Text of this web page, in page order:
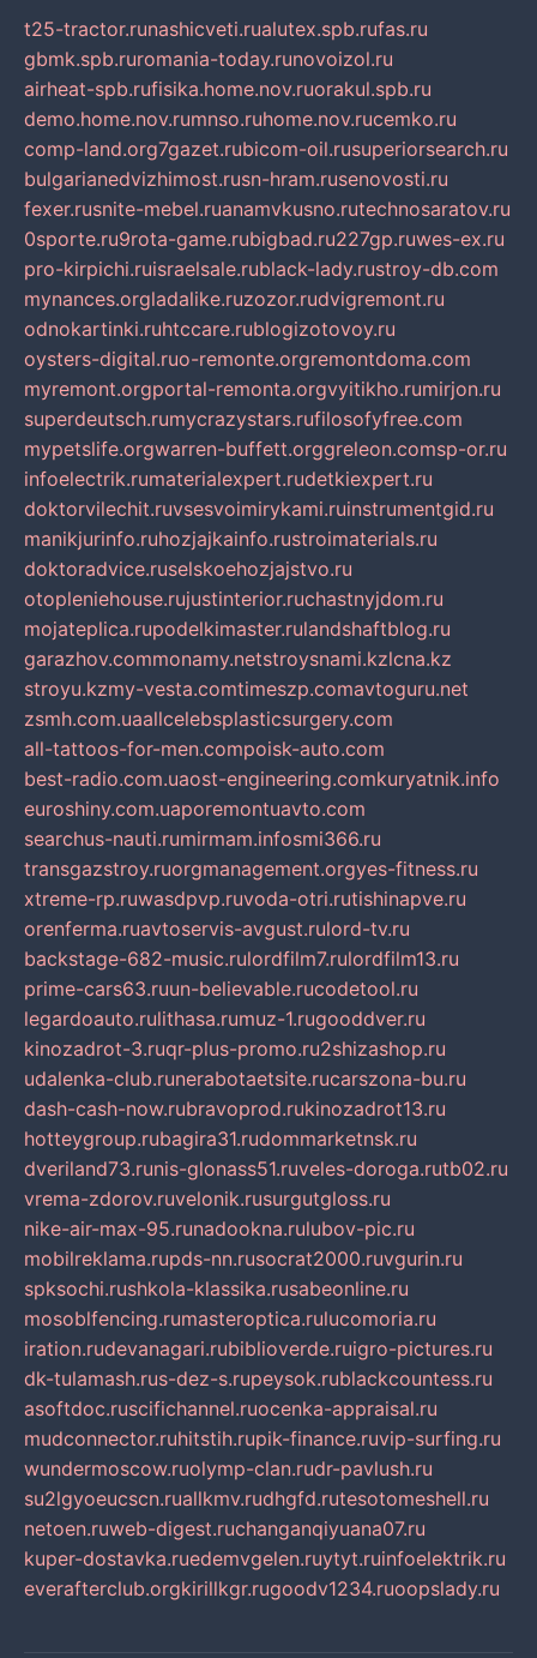
t25-tractor.runashicveti.rualutex.spb.rufas.ru
gbmk.spb.ruromania-today.runovoizol.ru
airheat-spb.rufisika.home.nov.ruorakul.spb.ru
demo.home.nov.rumnso.ruhome.nov.rucemko.ru
comp-land.org7gazet.rubicom-oil.rusuperiorsearch.ru
bulgarianedvizhimost.rusn-hram.rusenovosti.ru
fexer.rusnite-mebel.ruanamvkusno.rutechnosaratov.ru
0sporte.ru9rota-game.rubigbad.ru227gp.ruwes-ex.ru
pro-kirpichi.ruisraelsale.rublack-lady.rustroy-db.com
mynances.orgladalike.ruzozor.rudvigremont.ru
odnokartinki.ruhtccare.rublogizotovoy.ru
oysters-digital.ruo-remonte.orgremontdoma.com
myremont.orgportal-remonta.orgvyitikho.rumirjon.ru
superdeutsch.rumycrazystars.rufilosofyfree.com
mypetslife.orgwarren-buffett.orggreleon.comsp-or.ru
infoelectrik.rumaterialexpert.rudetkiexpert.ru
doktorvilechit.ruvsesvoimirykami.ruinstrumentgid.ru
manikjurinfo.ruhozjajkainfo.rustroimaterials.ru
doktoradvice.ruselskoehozjajstvo.ru
otopleniehouse.rujustinterior.ruchastnyjdom.ru
mojateplica.rupodelkimaster.rulandshaftblog.ru
garazhov.commonamy.netstroysnami.kzlcna.kz
stroyu.kzmy-vesta.comtimeszp.comavtoguru.net
zsmh.com.uaallcelebsplasticsurgery.com
all-tattoos-for-men.compoisk-auto.com
best-radio.com.uaost-engineering.comkuryatnik.info
euroshiny.com.uaporemontuavto.com
searchus-nauti.rumirmam.infosmi366.ru
transgazstroy.ruorgmanagement.orgyes-fitness.ru
xtreme-rp.ruwasdpvp.ruvoda-otri.rutishinapve.ru
orenferma.ruavtoservis-avgust.rulord-tv.ru
backstage-682-music.rulordfilm7.rulordfilm13.ru
prime-cars63.ruun-believable.rucodetool.ru
legardoauto.rulithasa.rumuz-1.rugooddver.ru
kinozadrot-3.ruqr-plus-promo.ru2shizashop.ru
udalenka-club.runerabotaetsite.rucarszona-bu.ru
dash-cash-now.rubravoprod.rukinozadrot13.ru
hotteygroup.rubagira31.rudommarketnsk.ru
dveriland73.runis-glonass51.ruveles-doroga.rutb02.ru
vrema-zdorov.ruvelonik.rusurgutgloss.ru
nike-air-max-95.runadookna.rulubov-pic.ru
mobilreklama.rupds-nn.rusocrat2000.ruvgurin.ru
spksochi.rushkola-klassika.rusabeonline.ru
mosoblfencing.rumasteroptica.rulucomoria.ru
iration.rudevanagari.rubiblioverde.ruigro-pictures.ru
dk-tulamash.rus-dez-s.rupeysok.rublackcountess.ru
asoftdoc.ruscifichannel.ruocenka-appraisal.ru
mudconnector.ruhitstih.rupik-finance.ruvip-surfing.ru
wundermoscow.ruolymp-clan.rudr-pavlush.ru
su2lgyoeucscn.ruallkmv.rudhgfd.rutesotomeshell.ru
netoen.ruweb-digest.ruchanganqiyuana07.ru
kuper-dostavka.ruedemvgelen.ruytyt.ruinfoelektrik.ru
everafterclub.orgkirillkgr.rugoodv1234.ruoopslady.ru